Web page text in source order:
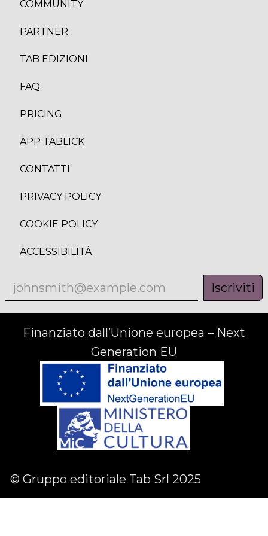
COMMUNITY
PARTNER
TAB EDIZIONI
FAQ
PRICING
APP TABLICK
CONTATTI
PRIVACY POLICY
COOKIE POLICY
ACCESSIBILITÀ
Iscriviti
Finanziato dall’Unione europea – Next
Generation EU
© Gruppo editoriale Tab Srl 2025